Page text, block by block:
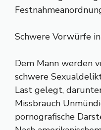
Schwere Vorwürfe
Dem Mann werden
schwere
Last gelegt,
Missbrauch
pornografische